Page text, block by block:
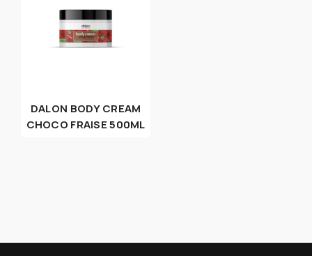
DALON BODY CREAM
CHOCO FRAISE 500ML